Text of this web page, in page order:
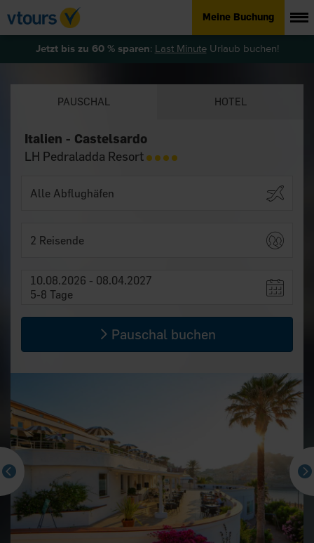
Meine Buchung
Jetzt bis zu 60 % sparen: Last MinuteUrlaub buchen!
PAUSCHAL HOTEL
Italien - Castelsardo
LH Pedraladda Resort
2 Reisende
10.08.2026 - 08.04.2027
5-8 Tage
Pauschal buchen